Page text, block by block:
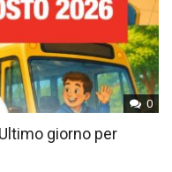
0
giorno per